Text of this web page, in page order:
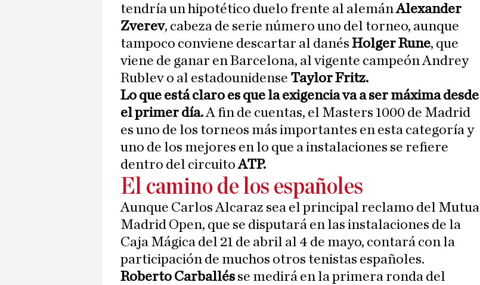
tendría un hipotético duelo frente al alemánAlexander
Zverev, cabeza de serie número uno del torneo, aunque
tampoco conviene descartar al danés Holger Rune, que
viene de ganar en Barcelona, al vigente campeón Andrey
Rublev o al estadounidense Taylor Fritz.
Lo que está claro es que la exigencia va a ser máxima desde
el primer día.A fin de cuentas, el Masters 1000 de Madrid
es uno de los torneos más importantes en esta categoría y
uno de los mejores en lo que a instalaciones se refiere
dentro del circuitoATP.
El camino de los españoles
Aunque Carlos Alcaraz sea el principal reclamo del Mutua
Madrid Open, que se disputará en las instalaciones de la
Caja Mágica del 21 de abril al 4 de mayo, contará con la
participación de muchos otros tenistas españoles.
Roberto Carballés se medirá en la primera ronda del